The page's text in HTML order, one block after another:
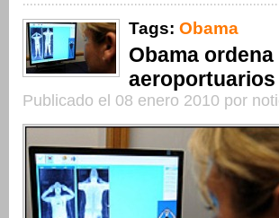
Tags: Obama
Obama
aeroportuarios
Publicado el 08 enero 2010 por